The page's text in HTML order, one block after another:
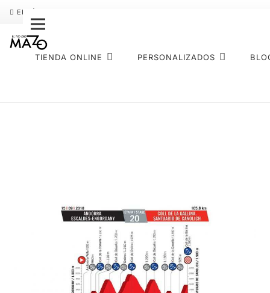
ENVÍO GRATIS
TIENDA ONLINE PERSONALIZADOS